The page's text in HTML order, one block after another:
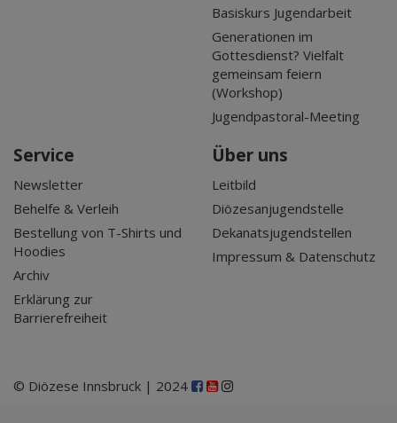
Basiskurs Jugendarbeit
Generationen im
Gottesdienst? Vielfalt
gemeinsam feiern
(Workshop)
Jugendpastoral-Meeting
Service
Newsletter
Behelfe & Verleih
Bestellung von T-Shirts und
Hoodies
Archiv
Erklärung zur
Barrierefreiheit
Über uns
Leitbild
Diözesanjugendstelle
Dekanatsjugendstellen
Impressum & Datenschutz
© Diözese Innsbruck | 2024